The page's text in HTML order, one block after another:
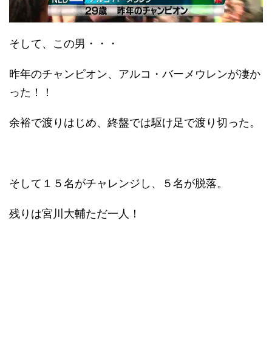
そして、この男・・・
昨年のチャンピオン、アルコ・バーメウレンが凄か
った！！
余裕で渡りはじめ、終盤では駆け足で渡り切った。
そして１５名がチャレンジし、５名が脱落。
残りは宮川大輔ただ一人！